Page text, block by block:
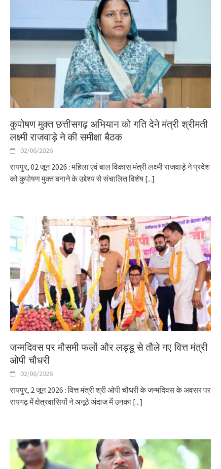
कुपोषण मुक्त छत्तीसगढ़ अभियान को गति देने मंत्री श्रीमती
लक्ष्मी राजवाड़े ने की समीक्षा बैठक
02/06/2026
रायपुर, 02 जून 2026 : महिला एवं बाल विकास मंत्री लक्ष्मी राजवाड़े ने प्रदेश
को कुपोषण मुक्त बनाने के उद्देश्य से संचालित विशेष [...]
जन्मदिवस पर मौसमी फलों और लड्डू से तौले गए वित्त मंत्री
ओपी चौधरी
02/06/2026
रायपुर, 2 जून 2026 : वित्त मंत्री श्री ओपी चौधरी के जन्मदिवस के अवसर पर
रायगढ़ में क्षेत्रवासियों ने अनूठे अंदाज में उनका [...]